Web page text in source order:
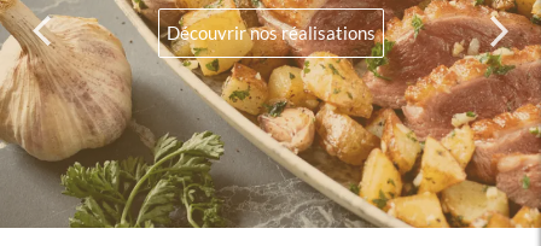
Découvrir nos réalisations